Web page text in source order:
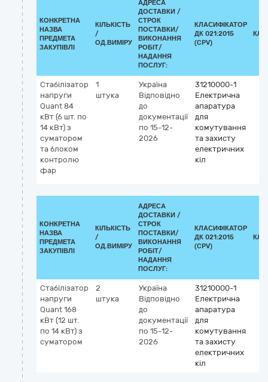
КОНКРЕТНА
НАЗВА
ПРЕДМЕТА
ЗАКУПІВЛІ
КІЛЬКІСТЬ
/
ОД.ВИМІРУ
АДРЕСА
ДОСТАВКИ /
СТРОК
ПОСТАВКИ/
ВИКОНАННЯ
РОБІТ/
НАДАННЯ
ПОСЛУГ:
КЛАСИФІКАТОР
ДК 021:2015
(CPV)
Стабілізатор
напруги
Quant 84
кВт (6 шт. по
14 кВт) з
суматором
та блоком
контролю
фаp
1
штука
Україна
Відповідно
до
документації
по 15-12-
2026
31210000-1
Електрична
апаратура
для
комутування
та захисту
електричних
кіл
КОНКРЕТНА
НАЗВА
ПРЕДМЕТА
ЗАКУПІВЛІ
КІЛЬКІСТЬ
/
ОД.ВИМІРУ
АДРЕСА
ДОСТАВКИ /
СТРОК
ПОСТАВКИ/
ВИКОНАННЯ
РОБІТ/
НАДАННЯ
ПОСЛУГ:
КЛАСИФІКАТОР
ДК 021:2015
(CPV)
Стабілізатор
напруги
Quant 168
кВт (12 шт.
по 14 кВт) з
суматором
2
штука
Україна
Відповідно
до
документації
по 15-12-
2026
31210000-1
Електрична
апаратура
для
комутування
та захисту
електричних
кіл